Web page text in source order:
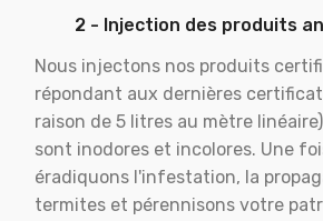
2 - Injection des produits
Nous injectons nos produits
répondant aux dernières
raison de 5 litres au mètre
sont inodores et incolores. Une
éradiquons l'infestation, la
termites et pérennisons votre